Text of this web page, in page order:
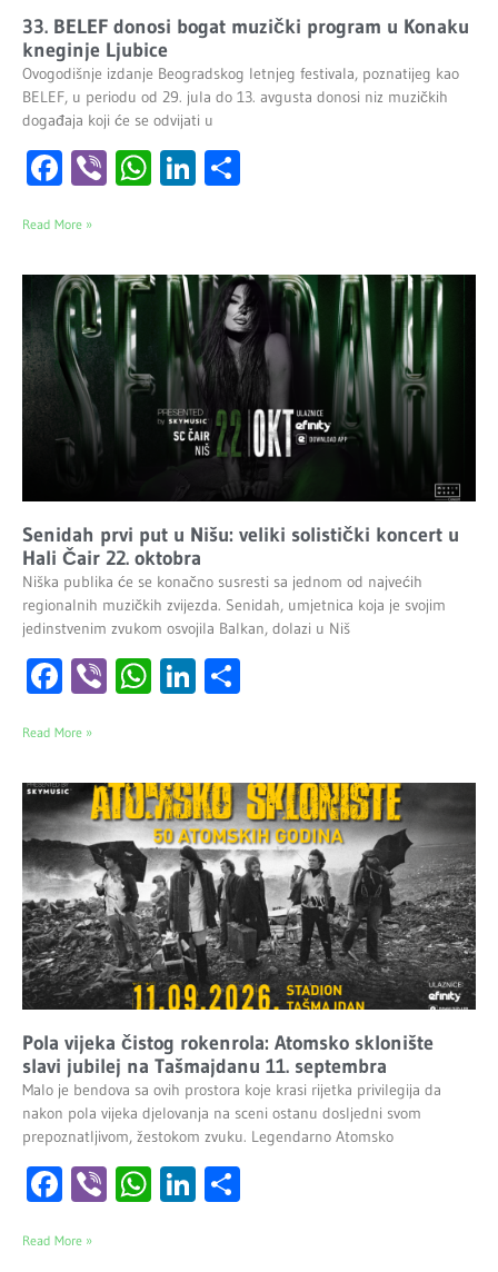
33. BELEF donosi bogat muzički program u Konaku
kneginje Ljubice
Ovogodišnje izdanje Beogradskog letnjeg festivala, poznatijeg kao
BELEF, u periodu od 29. jula do 13. avgusta donosi niz muzičkih
događaja koji će se odvijati u
Facebook
ViberWhatsApp
LinkedIn
Read More »
Senidah prvi put u Nišu: veliki solistički koncert u
Hali Čair 22. oktobra
Niška publika će se konačno susresti sa jednom od najvećih
regionalnih muzičkih zvijezda. Senidah, umjetnica koja je svojim
jedinstvenim zvukom osvojila Balkan, dolazi u Niš
Facebook
ViberWhatsApp
LinkedIn
Read More »
Pola vijeka čistog rokenrola: Atomsko sklonište
slavi jubilej na Tašmajdanu 11. septembra
Malo je bendova sa ovih prostora koje krasi rijetka privilegija da
nakon pola vijeka djelovanja na sceni ostanu dosljedni svom
prepoznatljivom, žestokom zvuku. Legendarno Atomsko
Facebook
ViberWhatsApp
LinkedIn
Read More »